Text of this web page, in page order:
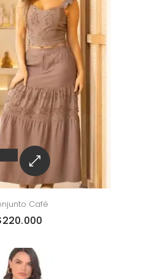
Café
220.000